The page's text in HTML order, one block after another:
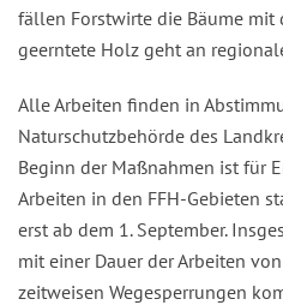
fällen Forstwirte die Bäume mit
geerntete Holz geht an
Alle Arbeiten finden in
Naturschutzbehörde des
Beginn der Maßnahmen ist für
Arbeiten in den FFH-Gebieten
erst ab dem 1. September.
mit einer Dauer der Arbeiten
zeitweisen Wegesperrungen